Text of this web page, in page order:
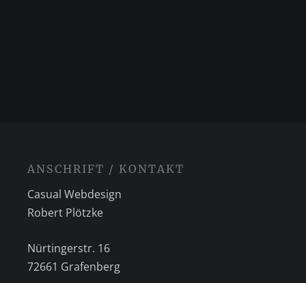
ANSCHRIFT / KONTAKT
Casual Webdesign
Robert Plötzke
Nürtingerstr. 16
72661 Grafenberg